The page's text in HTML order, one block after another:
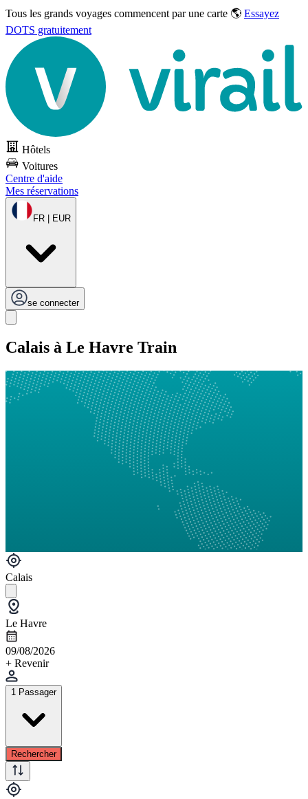
Tous les grands voyages commencent par une carte 🌎 Essayez
DOTS gratuitement
Hôtels
Voitures
Centre d'aide
Mes réservations
FR | EUR
se connecter
Calais à Le Havre Train
Calais
Le Havre
09/08/2026
+ Revenir
1 Passager
Rechercher